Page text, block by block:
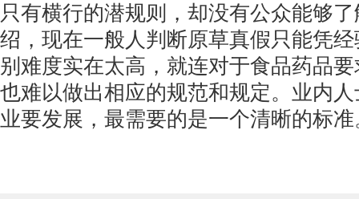
只有横行的潜规则，却没有公众能够
绍，现在一般人判断原草真假只能凭
别难度实在太高，就连对于食品药品
也难以做出相应的规范和规定。业内
业要发展，最需要的是一个清晰的标准